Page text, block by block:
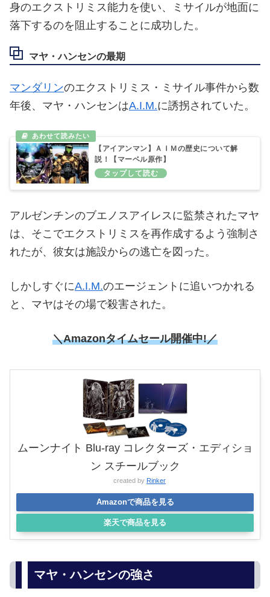
身のエクストリミス能力を使い、ミサイルが地面に
落下するのを阻止することに成功した。
マヤ・ハンセンの最期
マンダリンのエクストリミス・ミサイル事件から数
年後、マヤ・ハンセンはA.I.M.に誘拐されていた。
【アイアンマン】ＡＩＭの歴史について解
説！【マーベル原作】
アルゼンチンのブエノスアイレスに監禁されたマヤ
は、そこでエクストリミスを再作成するよう強制さ
れたが、彼女は施設からの逃亡を図った。
しかしすぐにA.I.M.のエージェントに追いつかれる
と、マヤはその場で殺害された。
＼Amazonタイムセール開催中!／
ムーンナイト Blu-ray コレクターズ・エディショ
ン スチールブック
created by Rinker
Amazonで商品を見る
楽天で商品を見る
マヤ・ハンセンの強さ